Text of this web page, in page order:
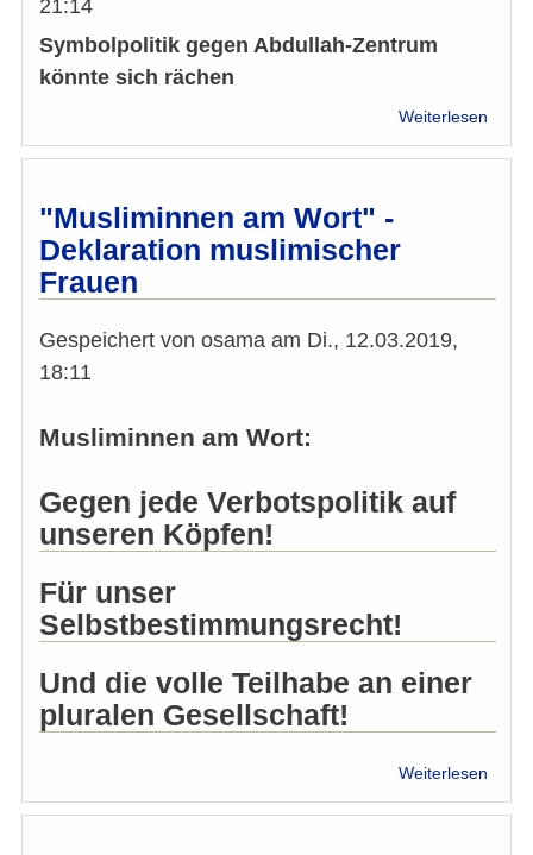
21:14
Symbolpolitik gegen Abdullah-Zentrum
könnte sich rächen
Weiterlesen
"Musliminnen am Wort" -
Deklaration muslimischer
Frauen
Gespeichert von osama am Di., 12.03.2019,
18:11
Musliminnen am Wort:
Gegen jede Verbotspolitik auf
unseren Köpfen!
Für unser
Selbstbestimmungsrecht!
Und die volle Teilhabe an einer
pluralen Gesellschaft!
Weiterlesen
am